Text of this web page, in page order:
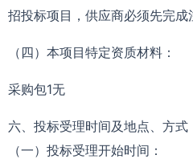
招投标项目，供应商必须先完成
（四）本项目特定资质材料：
采购包1无
六、投标受理时间及地点、方式
（一）投标受理开始时间：